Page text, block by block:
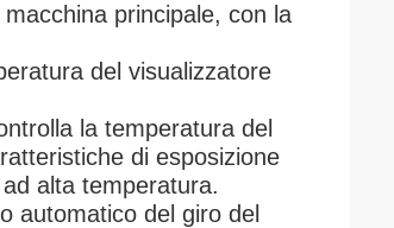
principale, con la
del visualizzatore
la temperatura del
di esposizione
alta temperatura.
automatico del giro del